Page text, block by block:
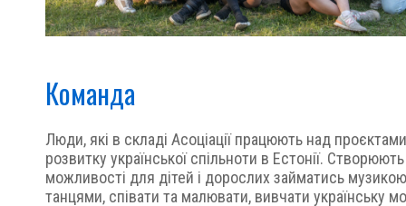
Команда
Люди, які в складі Асоціації працюють над
розвитку української спільноти в Естонії. Створюють
можливості для дітей і дорослих займатись музикою
танцями, співати та малювати, вивчати українську